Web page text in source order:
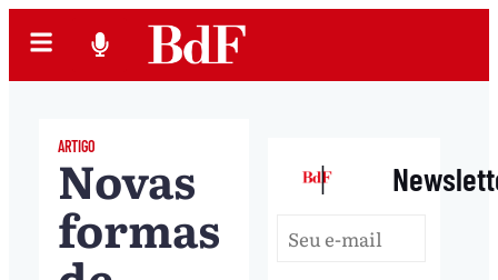
ARTIGO
Novas
formas
|